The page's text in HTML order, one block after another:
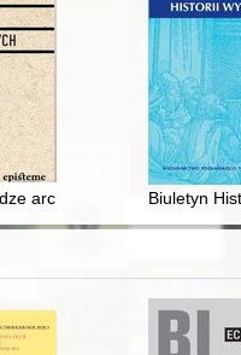
archiwaliów weBiuletyn